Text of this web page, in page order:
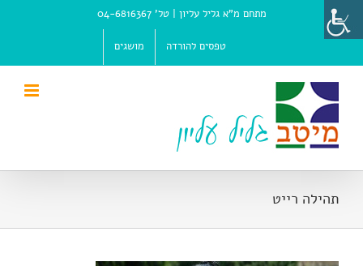
content
מתחם מ"א גליל עליון |טל' 04-6816367
טפסים להורדה מושגים
תהילה רייט